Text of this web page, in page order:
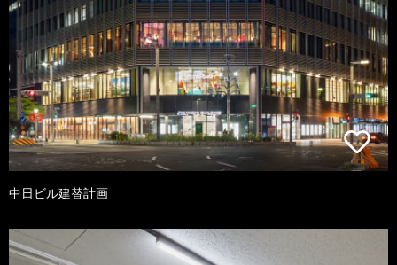
中日ビル建替計画